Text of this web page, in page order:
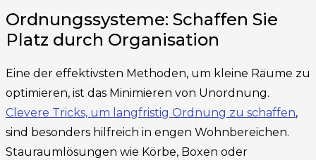
Ordnungssysteme: Schaffen Sie
Platz durch Organisation
Eine der effektivsten Methoden, um kleine Räume zu
optimieren, ist das Minimieren von Unordnung.
Clevere Tricks, um langfristig Ordnung zu schaffen,
sind besonders hilfreich in engen Wohnbereichen.
Stauraumlösungen wie Körbe, Boxen oder